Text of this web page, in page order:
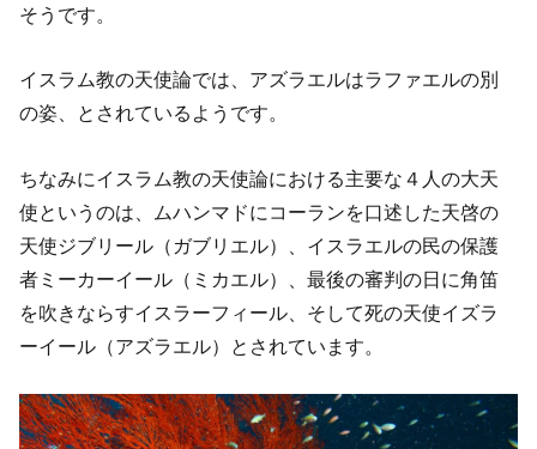
そうです。
イスラム教の天使論では、アズラエルはラファエルの別
の姿、とされているようです。
ちなみにイスラム教の天使論における主要な４人の大天
使というのは、ムハンマドにコーランを口述した天啓の
天使ジブリール（ガブリエル）、イスラエルの民の保護
者ミーカーイール（ミカエル）、最後の審判の日に角笛
を吹きならすイスラーフィール、そして死の天使イズラ
ーイール（アズラエル）とされています。